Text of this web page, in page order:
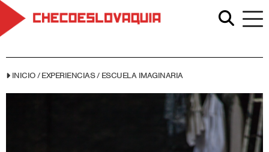
INICIO / EXPERIENCIAS/ ESCUELA IMAGINARIA